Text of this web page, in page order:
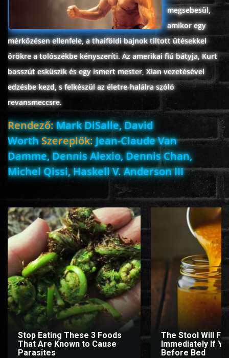
www.onlinefilmvilag2.eu,Copyright © 2017-2026 Az oldal nem tárol
semmilyen jogsértő tartalmat. Minden adat külső forrásból származik |
Frissítve: 2026.07.27
megsebesül,
amikor egy
mérkőzésen ellenfele, a thaiföldi bajnok tiltott ütésekkel
örökre a tolószékbe kényszeríti. Az amerikai fiú bátyja, Kurt
bosszút esküszik és egy ismert mester, Xian vezetésével
edzésbe kezd, s felkészül az életre-halálra szóló
revansmeccsre.
Rendező:Mark DiSalle, David
WorthSzereplők:Jean-Claude Van
Damme, Dennis Alexio, Dennis Chan,
Michel Qissi, Haskell V. Anderson III
Stop Eating These 3 Foods
That Are Known to Cause
Parasites
The Stool Will Fly
Immediately If
Before Bed